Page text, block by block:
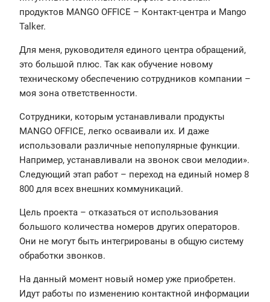
продуктов MANGO OFFICE – Контакт-центра и Mango
Talker.
Для меня, руководителя единого центра обращений,
это большой плюс. Так как обучение новому
техническому обеспечению сотрудников компании –
моя зона ответственности.
Сотрудники, которым устанавливали продукты
MANGO OFFICE, легко осваивали их. И даже
использовали различные непопулярные функции.
Например, устанавливали на звонок свои мелодии».
Следующий этап работ – переход на единый номер 8
800 для всех внешних коммуникаций.
Цель проекта – отказаться от использования
большого количества номеров других операторов.
Они не могут быть интегрированы в общую систему
обработки звонков.
На данный момент новый номер уже приобретен.
Идут работы по изменению контактной информации